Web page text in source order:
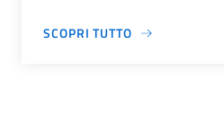
SCOPRI TUTTO